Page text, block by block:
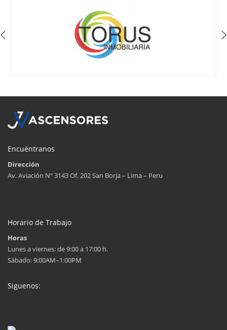
Encuéntranos
Dirección
Av. Aviación Nº 3143 Of. 202 San Borja – Lima – Peru
Horario de Trabajo
Horas
Lunes a viernes: de 9:00 a 17:00 h.
Sábado: 9:00AM–1:00PM
Siguenos: